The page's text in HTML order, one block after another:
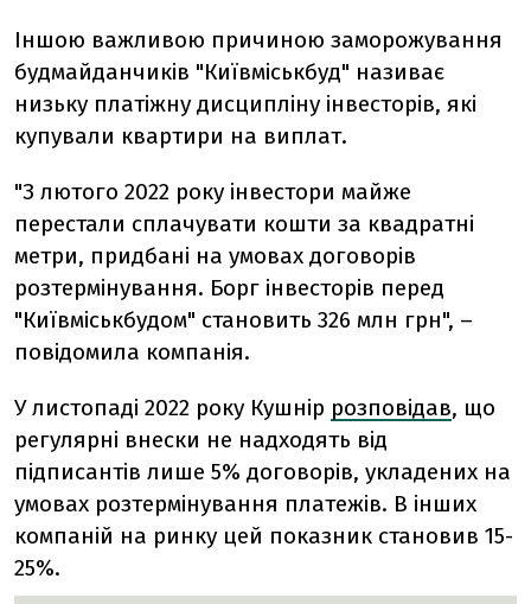
Іншою важливою причиною заморожування
будмайданчиків "Київміськбуд" називає
низьку платіжну дисципліну інвесторів, які
купували квартири на виплат.
"З лютого 2022 року інвестори майже
перестали сплачувати кошти за квадратні
метри, придбані на умовах договорів
розтермінування. Борг інвесторів перед
"Київміськбудом" становить 326 млн грн", –
повідомила компанія.
У листопаді 2022 року Кушнір розповідав, що
регулярні внески не надходять від
підписантів лише 5% договорів, укладених на
умовах розтермінування платежів. В інших
компаній на ринку цей показник становив 15-
25%.